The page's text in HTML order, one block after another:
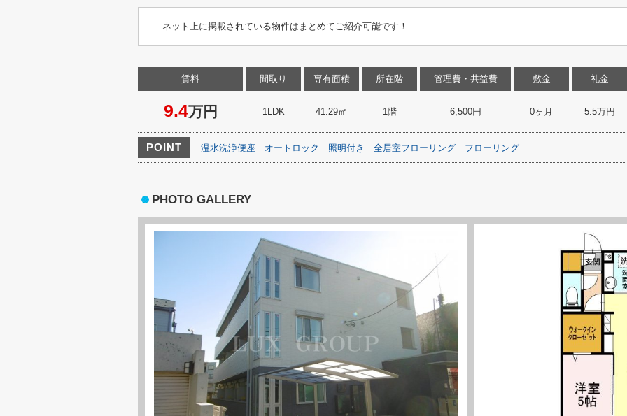
ネット上に掲載されている物件はまとめてご紹介可能です！
賃料
9.4万円
間取り
1LDK
専有面積
41.29㎡
所在階
1階
管理費・共益費
6,500円
敷金
0ヶ月
礼金
5.5万円
POINT 温水洗浄便座 オートロック 照明付き 全居室フローリング フローリング
PHOTO GALLERY